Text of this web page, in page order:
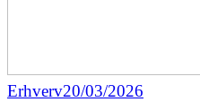
Erhverv20/03/2026